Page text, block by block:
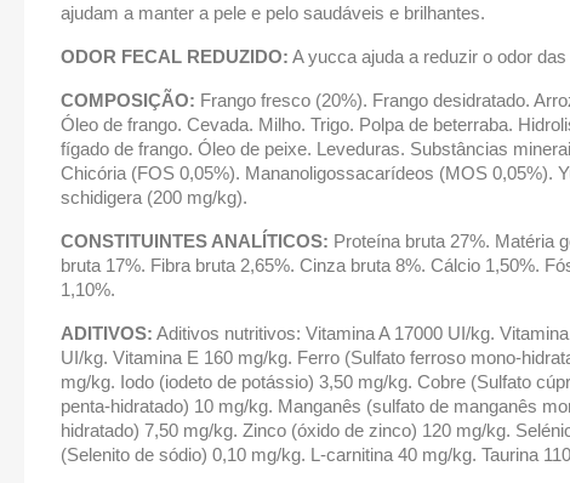
ajudam a manter a pele e pelo saudáveis e brilhantes.
ODOR FECAL REDUZIDO: A yucca ajuda a reduzir o odor
COMPOSIÇÃO: Frango fresco (20%). Frango desidratado.
Óleo de frango. Cevada. Milho. Trigo. Polpa de beterraba.
fígado de frango. Óleo de peixe. Leveduras. Substâncias
Chicória (FOS 0,05%). Mananoligossacarídeos (MOS 0,05%).
schidigera (200 mg/kg).
CONSTITUINTES ANALÍTICOS: Proteína bruta 27%. Matéria
bruta 17%. Fibra bruta 2,65%. Cinza bruta 8%. Cálcio 1,50%.
1,10%.
ADITIVOS: Aditivos nutritivos: Vitamina A 17000 UI/kg.
UI/kg. Vitamina E 160 mg/kg. Ferro (Sulfato ferroso mono-
mg/kg. Iodo (iodeto de potássio) 3,50 mg/kg. Cobre (Sulfato
penta-hidratado) 10 mg/kg. Manganês (sulfato de manganês
hidratado) 7,50 mg/kg. Zinco (óxido de zinco) 120 mg/kg.
(Selenito de sódio) 0,10 mg/kg. L-carnitina 40 mg/kg. Taurina